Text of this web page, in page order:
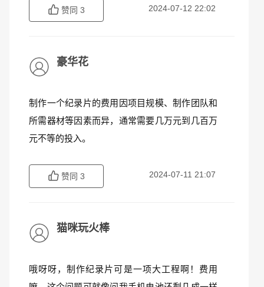
赞同 3 2024-07-12 22:02
豪华花
制作一个纪录片的费用因项目规模、制作团队和
所需器材等因素而异，通常需要几万元到几百万
元不等的投入。
赞同 3 2024-07-11 21:07
猫咪玩火棒
哦呀呀，制作纪录片可是一项大工程啊！费用